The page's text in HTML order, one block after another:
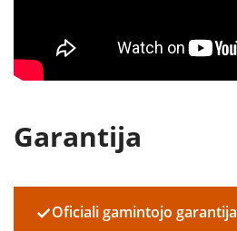
Garantija
✓Oficiali gamintojo garantija